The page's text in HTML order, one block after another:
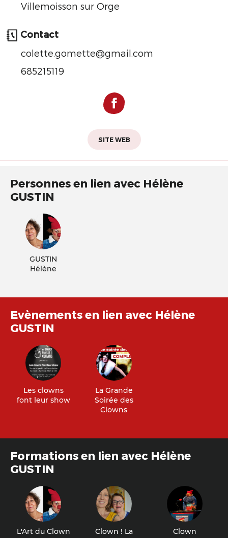
Villemoisson sur Orge
Contact
colette.gomette@gmail.com
685215119
SITE WEB
Personnes en lien avec Hélène
GUSTIN
GUSTIN
Hélène
Evènements en lien avec Hélène
GUSTIN
Les clowns
font leur show
La Grande
Soirée des
Clowns
Formations en lien avec Hélène
GUSTIN
L'Art du Clown
Clown ! La
Clown